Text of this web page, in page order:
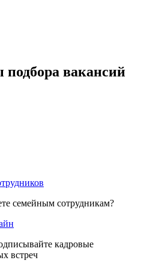
вакансий
семейным сотрудникам?
кадровые
встреч